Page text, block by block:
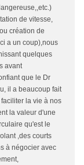
de vitesse,
création de
a un coup),nous
quelques
avant
que le Dr
il a beaucoup fait
la vie à nos
la valeur d'une
qu'est le
,des courts
à négocier avec